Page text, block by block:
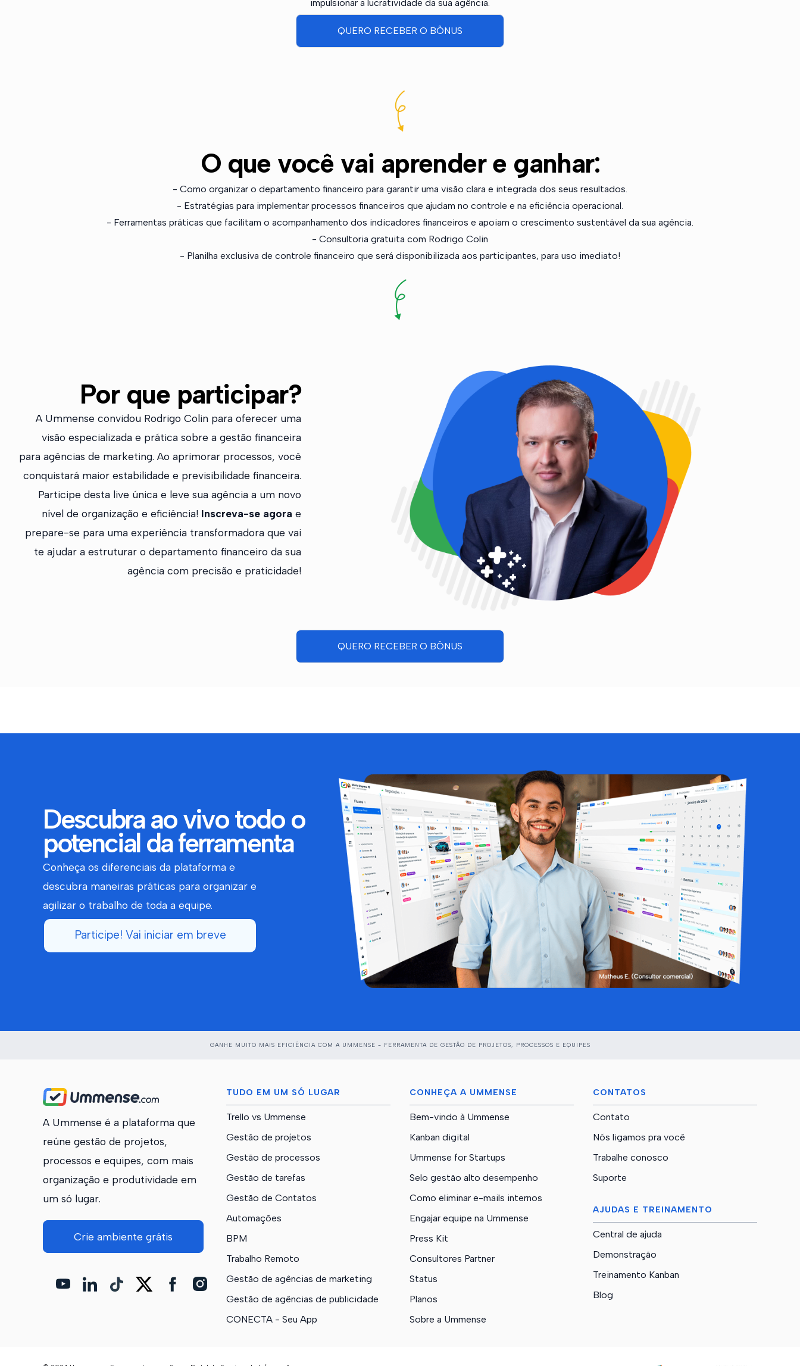
impulsionar a lucratividade da sua agência.
QUERO RECEBER O BÔNUS
O que você vai aprender e ganhar:
- Como organizar o departamento financeiro para garantir uma visão clara e integrada dos seus resultados.
- Estratégias para implementar processos financeiros que ajudam no controle e na eficiência operacional.
- Ferramentas práticas que facilitam o acompanhamento dos indicadores financeiros e apoiam o crescimento sustentável da sua agência.
- Consultoria gratuita com Rodrigo Colin
- Planilha exclusiva de controle financeiro que será disponibilizada aos participantes, para uso imediato!
Por que participar?
A Ummense convidou Rodrigo Colin para oferecer uma
visão especializada e prática sobre a gestão financeira
para agências de marketing. Ao aprimorar processos, você
conquistará maior estabilidade e previsibilidade financeira.
Participe desta live única e leve sua agência a um novo
nível de organização e eficiência! Inscreva-se agora e
prepare-se para uma experiência transformadora que vai
te ajudar a estruturar o departamento financeiro da sua
agência com precisão e praticidade!
QUERO RECEBER O BÔNUS
Descubra ao vivo todo o
potencial da ferramenta
Conheça os diferenciais da plataforma e
descubra maneiras práticas para organizar e
agilizar o trabalho de toda a equipe.
Participe! Vai iniciar em breve
GANHE MUITO MAIS EFICIÊNCIA COM A UMMENSE - FERRAMENTA DE GESTÃO DE PROJETOS, PROCESSOS E EQUIPES
A Ummense é a plataforma que
reúne gestão de projetos,
processos e equipes, com mais
organização e produtividade em
um só lugar.
Crie ambiente grátis
TUDO EM UM SÓ LUGAR
Trello vs Ummense
Gestão de projetos
Gestão de processos
Gestão de tarefas
Gestão de Contatos
Automações
BPM
Trabalho Remoto
Gestão de agências de marketing
Gestão de agências de publicidade
CONECTA - Seu App
CONHEÇA A UMMENSE
Bem-vindo à Ummense
Kanban digital
Ummense for Startups
Selo gestão alto desempenho
Como eliminar e-mails internos
Engajar equipe na Ummense
Press Kit
Consultores Partner
Status
Planos
Sobre a Ummense
CONTATOS
Contato
Nós ligamos pra você
Trabalhe conosco
Suporte
AJUDAS E TREINAMENTO
Central de ajuda
Demonstração
Treinamento Kanban
Blog